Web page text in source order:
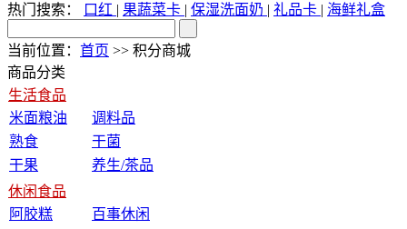
热门搜索： 口红 | 果蔬菜卡 | 保湿洗面奶 | 礼品卡 | 海鲜礼盒
当前位置： 首页 >> 积分商城
商品分类
生活食品
米面粮油
调料品
熟食
干菌
干果
养生/茶品
休闲食品
阿胶糕
百事休闲